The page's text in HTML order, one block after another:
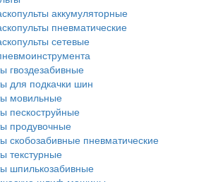
аккумуляторные
пневматические
сетевые
гвоздезабивные
для подкачки шин
мовильные
пескоструйные
продувочные
скобозабивные пневматические
текстурные
шпилькозабивные